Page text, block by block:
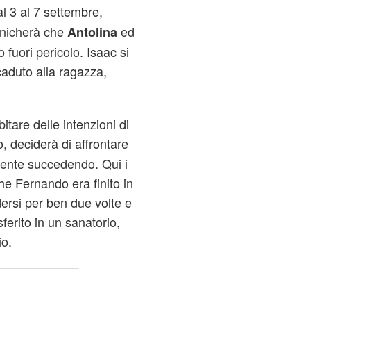
3 al 7 settembre,
cheAntolina ed
fuori pericolo. Isaac si
alla ragazza,
delle intenzioni di
deciderà di affrontare
succedendo. Qui i
Fernando era finito in
per ben due volte e
in un sanatorio,